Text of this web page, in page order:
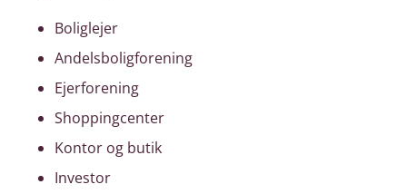
Boliglejer
Andelsboligforening
Ejerforening
Shoppingcenter
Kontor og butik
Investor